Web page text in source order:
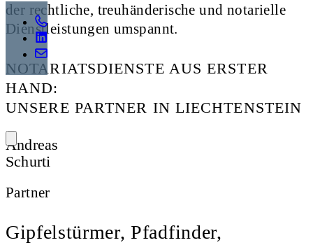
der rechtliche, treuhänderische und notarielle
Dienstleistungen umspannt.
NOTARIATSDIENSTE AUS ERSTER
HAND:
UNSERE PARTNER IN LIECHTENSTEIN
Andreas
Schurti
Partner
Gipfelstürmer, Pfadfinder,